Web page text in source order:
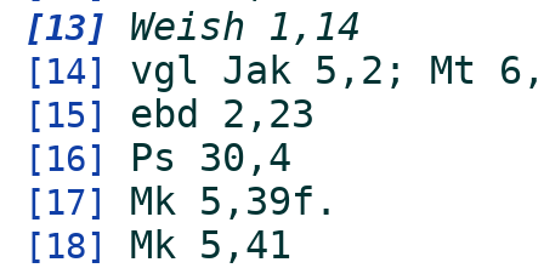
[13] Weish 1,14
[14] vgl Jak 5,2; Mt
[15] ebd 2,23
[16] Ps 30,4
[17] Mk 5,39f.
[18] Mk 5,41